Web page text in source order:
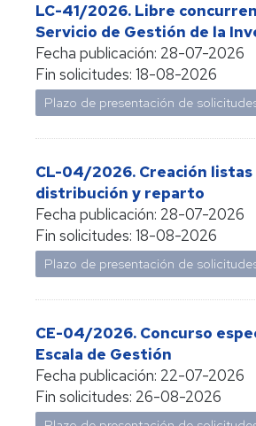
de
concursos
Consulta
bolsas
de
sustitutos
Normativa
y
Evaluación
del
profesorado
funcionarios
cuerpos
docentes
LC-41/2026. Libre
Servicio de Gestión de la
Fecha publicación: 28-07-2026
Fin solicitudes: 18-08-2026
Plazo de presentación de
CL-04/2026. Creación listas
distribución y reparto
Fecha publicación: 28-07-2026
Fin solicitudes: 18-08-2026
Plazo de presentación de
CE-04/2026. Concurso
Escala de Gestión
Fecha publicación: 22-07-2026
Fin solicitudes: 26-08-2026